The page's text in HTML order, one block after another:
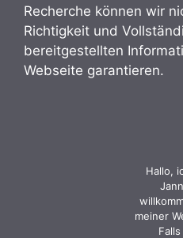
Recherche können wir
Richtigkeit und
bereitgestellten
Webseite garantieren.
Hallo,
meiner